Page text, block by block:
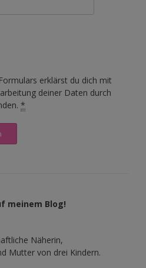
erklärst du dich mit
deiner Daten durch
*
meinem Blog!
Näherin,
Mutter von drei Kindern.